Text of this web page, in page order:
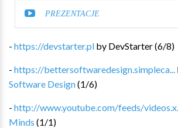
PREZENTACJE
- https://devstarter.pl by DevStarter(6/8)
- https://bettersoftwaredesign.simpleca...
Software Design(1/6)
- http://www.youtube.com/feeds/videos.x...
Minds (1/1)